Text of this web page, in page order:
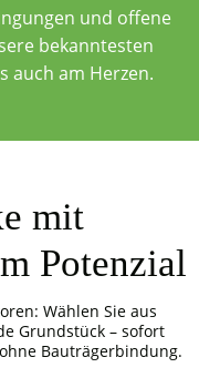
und offene
bekanntesten
auch am Herzen.
mit
Potenzial
Wählen Sie aus
Grundstück – sofort
Bauträgerbindung.